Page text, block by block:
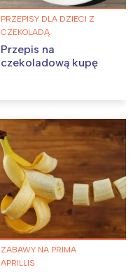
PRZEPISY DLA DZIECI Z
CZEKOLADĄ
Przepis na
czekoladową kupę
ZABAWY NA PRIMA
APRILLIS